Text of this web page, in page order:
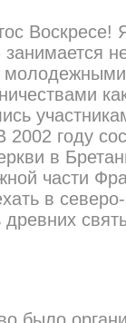
Воскресе!
году
в
части
в
древних